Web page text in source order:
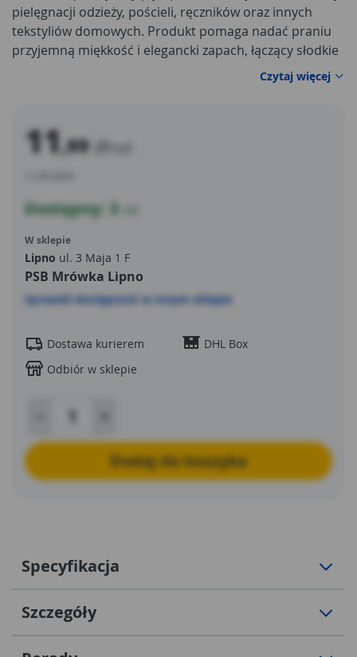
pielęgnacji odzieży, pościeli, ręczników oraz innych
tekstyliów domowych. Produkt pomaga nadać praniu
przyjemną miękkość i elegancki zapach, łączący słodkie
nuty wanilii z delikatnym aromatem orchidei. Dzięki
skoncentrowanej formule płyn jest wydajny i dobrze
praniu ubrań codziennych, jak i tekstyliów
wymagających przyjemnego wykończenia po praniu.
Czytaj więcej
11,99 zł
Dostępny: 3
W sklepie
Lipno ul. 3 Maja 1 F
PSB Mrówka Lipno
Sprawdź dostępność w innym sklepie
Dostawa kurierem
DHL Box
Odbiór w sklepie
Dodaj do koszyka
Specyfikacja
Szczegóły